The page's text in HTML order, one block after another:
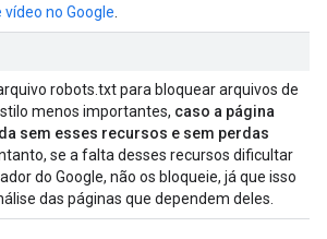
no Google
robots.txt para bloquear arquivos de
menos importantes, caso a página
sem esses recursos e sem perdas
se a falta desses recursos dificultar
do Google, não os bloqueie, já que isso
das páginas que dependem deles.